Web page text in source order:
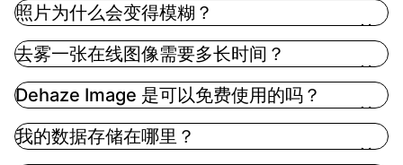
照片为什么会变得模糊？
去雾一张在线图像需要多长时间？
Dehaze Image 是可以免费使用的吗？
我的数据存储在哪里？